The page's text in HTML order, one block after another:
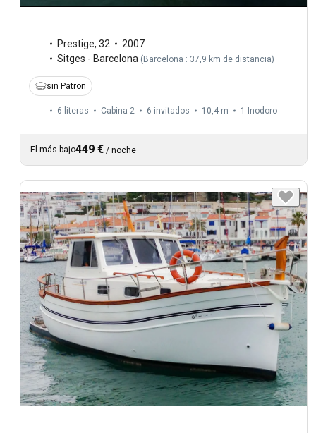
Prestige, 32
2007
Sitges - Barcelona (Barcelona : 37,9 km de distancia)
sin Patron
6 literas Cabina 2 6 invitados 10,4 m 1 Inodoro
El más bajo449 € / noche